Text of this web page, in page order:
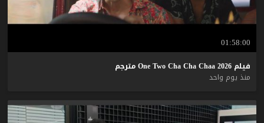
01:58:00
فيلم One Two Cha Cha Chaa 2026
مترجم
منذ يوم واحد